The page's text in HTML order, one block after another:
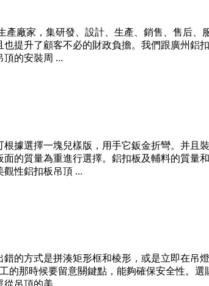
廠家，集研發、設計、生產、銷售、售后
提升了顧客不必的財政負擔。我們跟廣州鋁
的安裝周 ...
據選擇一塊兒樣版，用手它鈑金折彎。并且
的質量為重進行選擇。鋁扣板及輔料的質量
性鋁扣板吊頂 ...
的方式是拼湊矩形框和棱形，或是立即在吊
那時候要留意關鍵點，能夠確保安全性。選